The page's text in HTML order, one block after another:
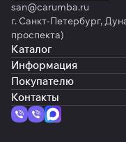
san@carumba.ru
г. Санкт-Петербург,
проспекта)
Каталог
Информация
Покупателю
Контакты